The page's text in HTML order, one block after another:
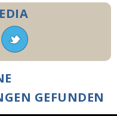
GEFUNDEN